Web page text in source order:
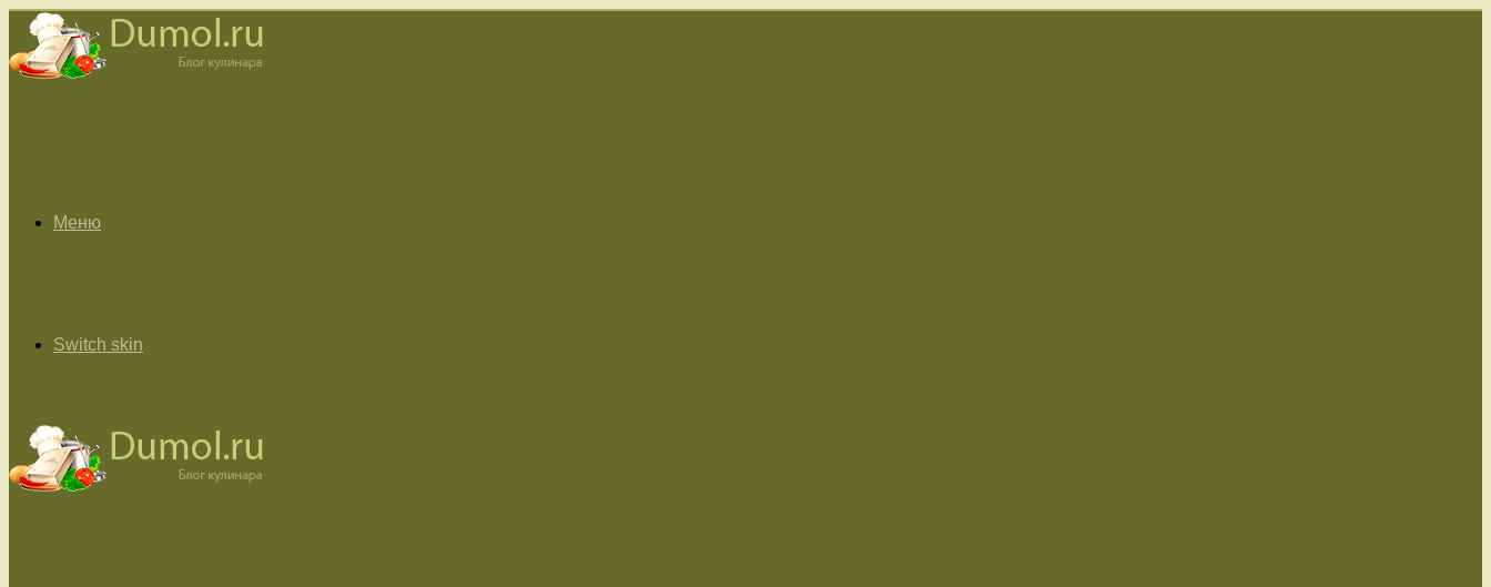
Меню
Switch skin